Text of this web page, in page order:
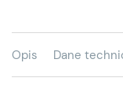
Opis Dane